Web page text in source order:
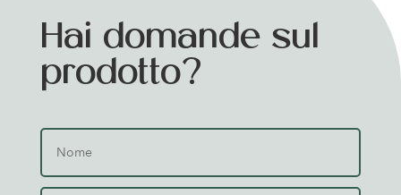
Hai domande sul
prodotto?